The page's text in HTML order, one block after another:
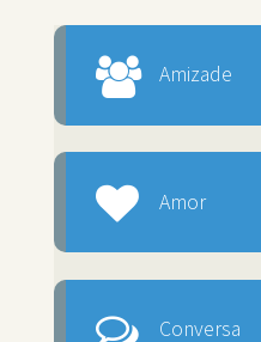
Amizade
Amor
Conversa